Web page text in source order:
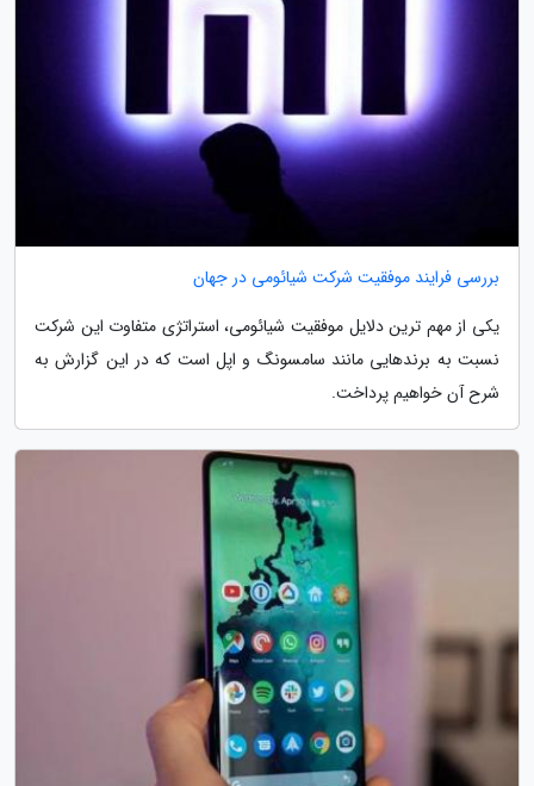
بررسی فرایند موفقیت شرکت شیائومی در جهان
یکی از مهم ترین دلایل موفقیت شیائومی، استراتژی متفاوت این شرکت
نسبت به برندهایی مانند سامسونگ و اپل است که در این گزارش به
شرح آن خواهیم پرداخت.